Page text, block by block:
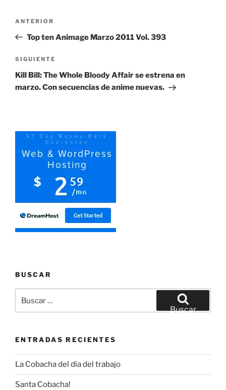
entradas
Entrada
anterior:
ANTERIOR
Top ten Animage Marzo 2011 Vol. 393
Siguiente
entrada
SIGUIENTE
Kill Bill: The Whole Bloody Affair se estrena en
marzo. Con secuencias de anime nuevas.
BUSCAR
por:
Buscar
ENTRADAS RECIENTES
La Cobacha del día del trabajo
Santa Cobacha!